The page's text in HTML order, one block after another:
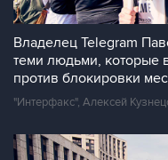
Владелец Telegram
теми людьми, которые
против блокировки
"Интерфакс", Алексей